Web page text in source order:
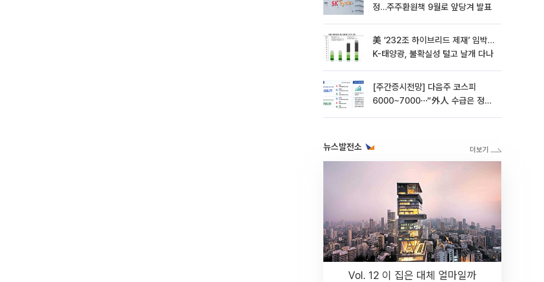
정…주주환원책 9월로 앞당겨 발표
美 ‘232조 하이브리드 제재’ 임박…
K-태양광, 불확실성 털고 날개 다나
[주간증시전망] 다음주 코스피
6000~7000⋯“外人 수급은 정책
뉴스발전소
Vol. 12 이 집은 대체 얼마일까